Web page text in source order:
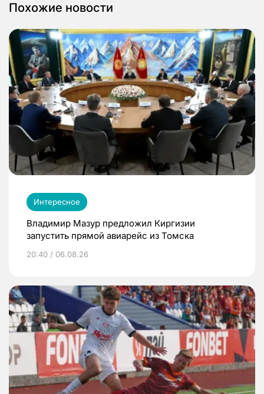
Похожие новости
Интересное
Владимир Мазур предложил Киргизии
запустить прямой авиарейс из Томска
20:40 / 06.08.26